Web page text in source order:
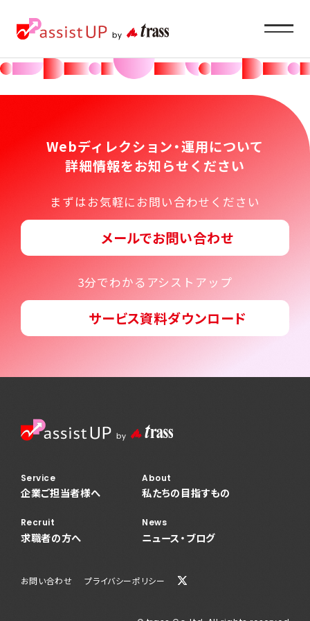
企業ご担当者様へ
About
私たちの目指すもの
Recruit
求職者の方へ
News
お問い合わせ
プライバシーポリシー
Webディレクション・運用について
詳細情報をお知らせください
まずはお気軽にお問い合わせください
メールでお問い合わせ
3分でわかるアシストアップ
サービス資料ダウンロード
Service
企業ご担当者様へ
About
私たちの目指すもの
Recruit
求職者の方へ
News
ニュース・ブログ
お問い合わせ プライバシーポリシー